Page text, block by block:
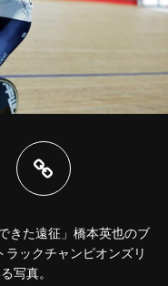
きた遠征」橋本英也のブ
ックチャンピオンズリ
写真。